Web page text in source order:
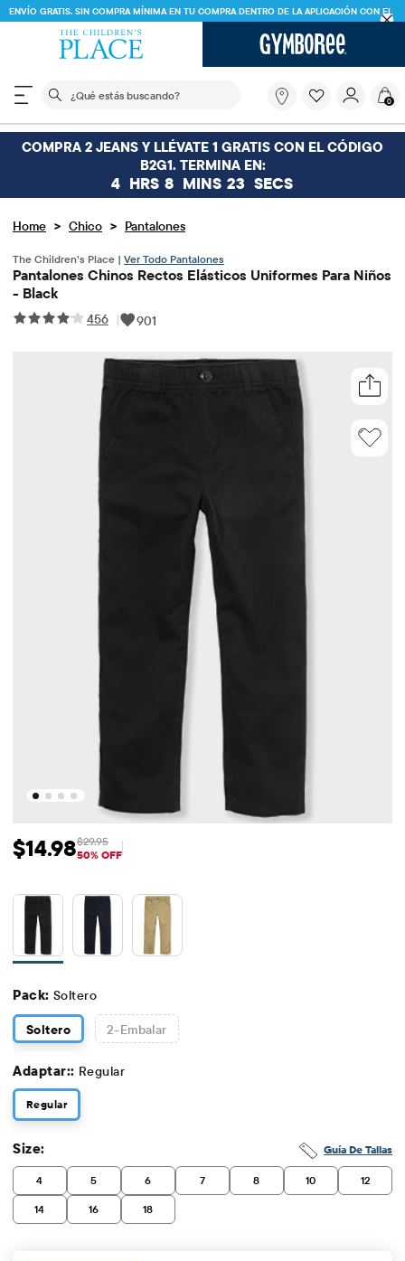
ENVÍO GRATIS. SIN COMPRA MÍNIMA EN TU COMPRA DENTRO DE LA APLICACIÓN CON EL
CÓDIGO
El siguiente campo de búsqueda filtra las
buscando?
0
COMPRA 2 JEANS Y LLÉVATE 1 GRATIS CON EL CÓDIGO
B2G1. TERMINA EN:
4 HRS 8 MINS 23 SECS
Home > Chico > Pantalones
The Children’s Place | Ver Todo Pantalones
Pantalones Chinos Rectos Elásticos Uniformes Para Niños
- Black
456 | 901
Precio de venta: $14.98
$14.98 Precio original: $29.95
$29.95
50% OFF
Pack: Soltero
Soltero 2-Embalar
Adaptar:: Regular
Regular
Guía De Tallas
Size:
4 5 6 7 8 10 12
14 16 18